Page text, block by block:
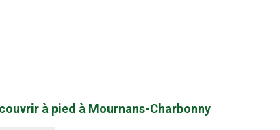
à pied à Mournans-Charbonny